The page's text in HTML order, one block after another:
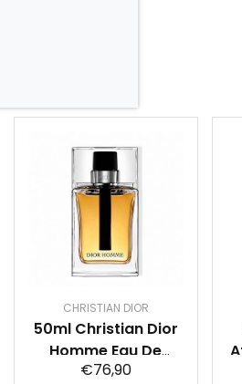
CHRISTIAN DIOR
50ml Christian Dior
Homme Eau De
Toilette
€76,90